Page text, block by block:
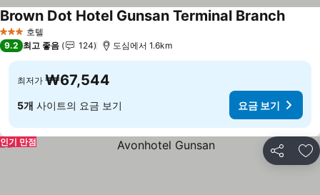
3 성급 호텔
Brown Dot Hotel Gunsan Terminal Branch요금
9.2 최고 좋음 124 도심에서 1.6km
최저가 ₩67,544
5개 사이트의 요금 보기 요금 보기
공유 즐
인기 만점